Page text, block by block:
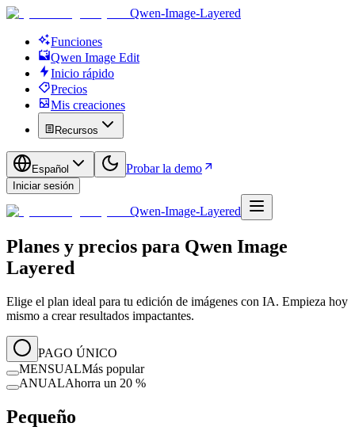
Qwen-Image-Layered
Funciones
Qwen Image Edit
Inicio rápido
Precios
Mis creaciones
Recursos
Español Probar la demo
Iniciar sesión
Qwen-Image-Layered
Planes y precios para Qwen Image
Layered
Elige el plan ideal para tu edición de imágenes con IA. Empieza hoy
mismo a crear resultados impactantes.
PAGO ÚNICO
MENSUALMás popular
ANUALAhorra un 20 %
Pequeño